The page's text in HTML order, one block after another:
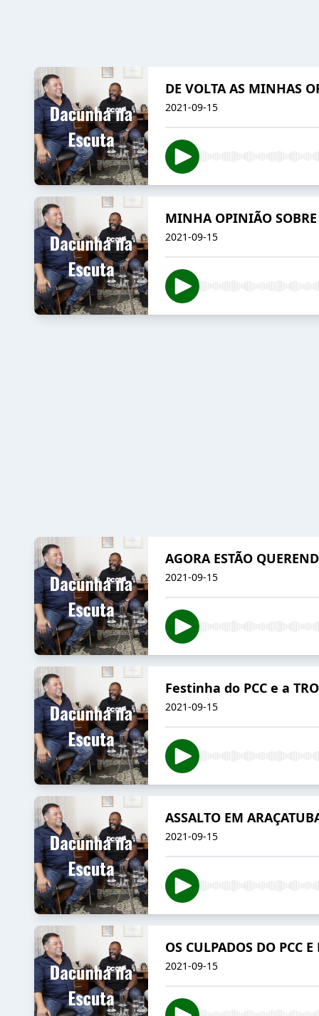
DE VOLTA AS MINHAS
2021-09-15
MINHA OPINIÃO SOBRE
2021-09-15
AGORA ESTÃO
2021-09-15
Festinha do PCC e a
2021-09-15
ASSALTO EM
2021-09-15
OS CULPADOS DO PCC
2021-09-15